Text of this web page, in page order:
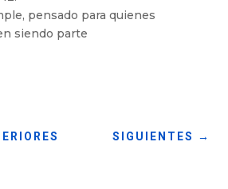
pensado para quienes
siendo parte
SIGUIENTES →